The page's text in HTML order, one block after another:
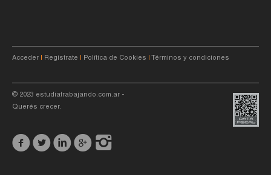
Acceder Registrate Política de Cookies Términos y condiciones
© 2023 estudiatrabajando.com.ar -
Querés crecer.